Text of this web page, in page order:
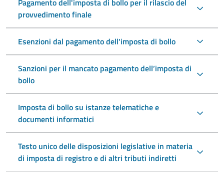
provvedimento finale
Esenzioni dal pagamento dell'imposta di bollo
Sanzioni per il mancato pagamento dell’imposta di
bollo
Imposta di bollo su istanze telematiche e
documenti informatici
Testo unico delle disposizioni legislative in materia
di imposta di registro e di altri tributi indiretti